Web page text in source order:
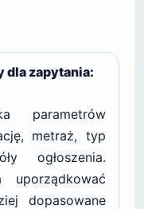
dla zapytania:
parametrów
metraż, typ
ogłoszenia.
uporządkować
dopasowane